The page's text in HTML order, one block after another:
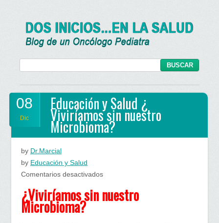
08
Dic
Educación y Salud ¿
Viviríamos sin nuestro
Microbioma?
by Dr.Marcial
by Educación y Salud
Comentarios desactivadosen
¿Viviríamos sin nuestro
Microbioma?